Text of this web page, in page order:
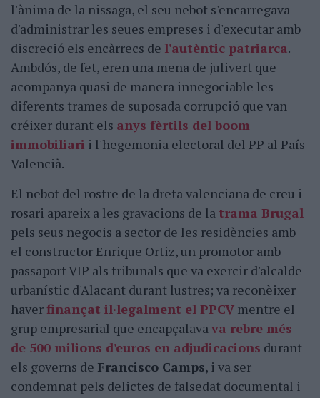
l'ànima de la nissaga, el seu nebot s'encarregava
d'administrar les seues empreses i d'executar amb
discreció els encàrrecs de l'autèntic patriarca.
Ambdós, de fet, eren una mena de julivert que
acompanya quasi de manera innegociable les
diferents trames de suposada corrupció que van
créixer durant els anys fèrtils del boom
immobiliari i l'hegemonia electoral del PP al País
Valencià.
El nebot del rostre de la dreta valenciana de creu i
rosari apareix a les gravacions de la trama Brugal
pels seus negocis a sector de les residències amb
el constructor Enrique Ortiz, un promotor amb
passaport VIP als tribunals que va exercir d'alcalde
urbanístic d'Alacant durant lustres; va reconèixer
haverfinançat il·legalment el PPCV mentre el
grup empresarial que encapçalavava rebre més
de 500 milions d'euros en adjudicacions durant
els governs de Francisco Camps, i va ser
condemnat pels delictes de falsedat documental i